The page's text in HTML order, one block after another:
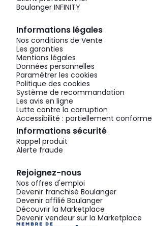
Boulanger INFINITY
Informations légales
Nos conditions de Vente
Les garanties
Mentions légales
Données personnelles
Paramétrer les cookies
Politique des cookies
Système de recommandation
Les avis en ligne
Lutte contre la corruption
Accessibilité : partiellement conforme
Informations sécurité
Rappel produit
Alerte fraude
Rejoignez-nous
Nos offres d'emploi
Devenir franchisé Boulanger
Devenir affilié Boulanger
Découvrir la Marketplace
Devenir vendeur sur la Marketplace